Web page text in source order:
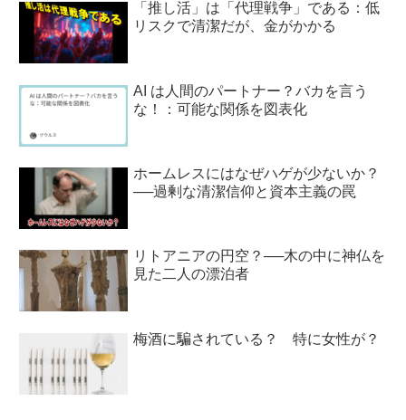
「推し活」は「代理戦争」である：低
リスクで清潔だが、金がかかる
AI は人間のパートナー？バカを言う
な！：可能な関係を図表化
ホームレスにはなぜハゲが少ないか？
──過剰な清潔信仰と資本主義の罠
リトアニアの円空？──木の中に神仏を
見た二人の漂泊者
梅酒に騙されている？ 特に女性が？